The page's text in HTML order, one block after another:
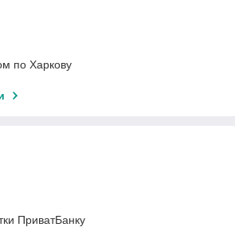
по Харкову
ПриватБанку